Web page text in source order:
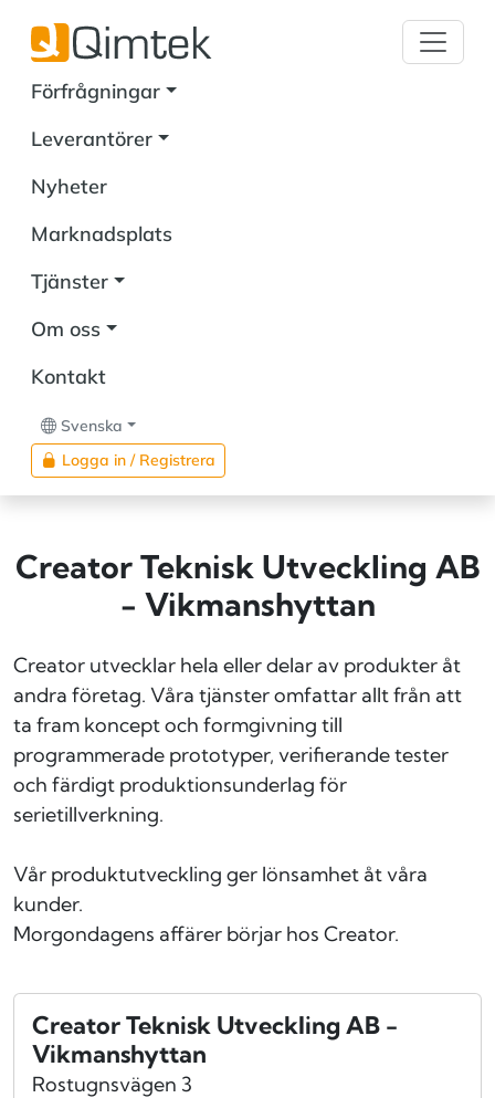
Förfrågningar
Leverantörer
Nyheter
Marknadsplats
Tjänster
Om oss
Kontakt
Svenska
Logga in / Registrera
Creator Teknisk Utveckling AB
- Vikmanshyttan
Creator utvecklar hela eller delar av produkter åt
andra företag. Våra tjänster omfattar allt från att
ta fram koncept och formgivning till
programmerade prototyper, verifierande tester
och färdigt produktionsunderlag för
serietillverkning.
Vår produktutveckling ger lönsamhet åt våra
kunder.
Morgondagens affärer börjar hos Creator.
Creator Teknisk Utveckling AB -
Vikmanshyttan
Rostugnsvägen 3